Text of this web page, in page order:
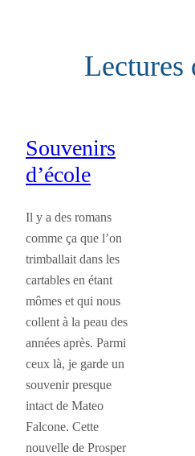
Lectures
Souvenirs
d’école
Il y a des romans
comme ça que l’on
trimballait dans les
cartables en étant
mômes et qui nous
collent à la peau des
années après. Parmi
ceux là, je garde un
souvenir presque
intact de Mateo
Falcone. Cette
nouvelle de Prosper